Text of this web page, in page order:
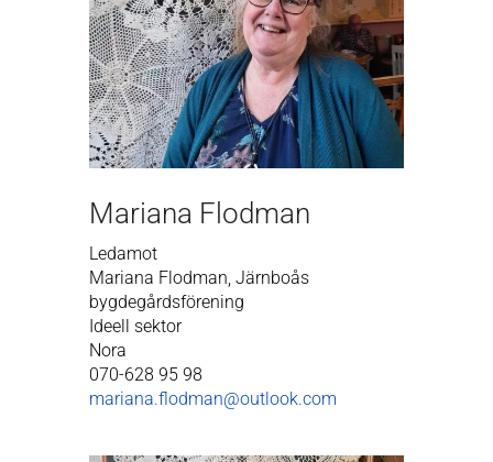
Mariana Flodman
Ledamot
Mariana Flodman, Järnboås
bygdegårdsförening
Ideell sektor
Nora
070-628 95 98
mariana.flodman@outlook.com